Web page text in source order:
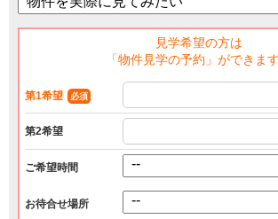
見学希望の方は
「物件見学の予約」ができます
第1希望 必須
第2希望
ご希望時間
お待合せ場所